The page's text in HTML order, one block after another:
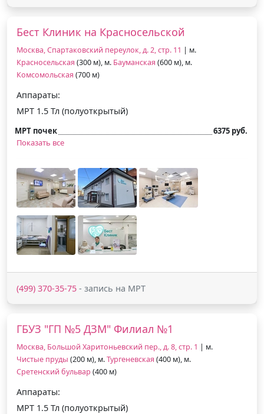
Бест Клиник на Красносельской
Москва, Спартаковский переулок, д. 2, стр. 11 | м.
Красносельская (300 м), м. Бауманская (600 м), м.
Комсомольская (700 м)
Аппараты:
МРТ 1.5 Тл (полуоткрытый)
МРТ почек
6375 руб.
Показать все
(499) 370-35-75 - запись на МРТ
ГБУЗ "ГП №5 ДЗМ" Филиал №1
Москва, Большой Харитоньевский пер., д. 8, стр. 1 | м.
Чистые пруды (200 м), м.Тургеневская (400 м), м.
Сретенский бульвар (400 м)
Аппараты:
МРТ 1.5 Тл (полуоткрытый)